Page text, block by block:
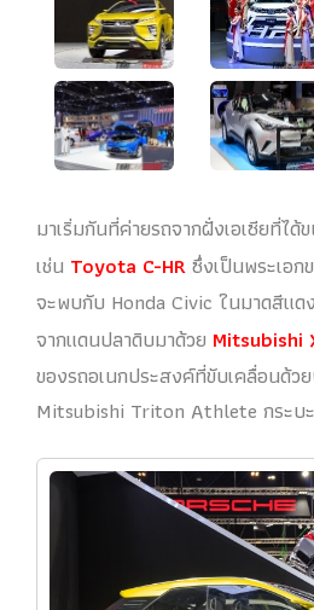
มาเริ่มกันที่ค่ายรถจากฝั่งเอเซียที่ไ
เช่น Toyota C-HRซึ่งเป็นพระเอ
จะพบกับ Honda Civic ในมาดสีแ
จากแดนปลาดิบมาด้วย Mitsubishi
ของรถอเนกประสงค์ที่ขับเคลื่อนด้ว
Mitsubishi Triton Athlete กระบ